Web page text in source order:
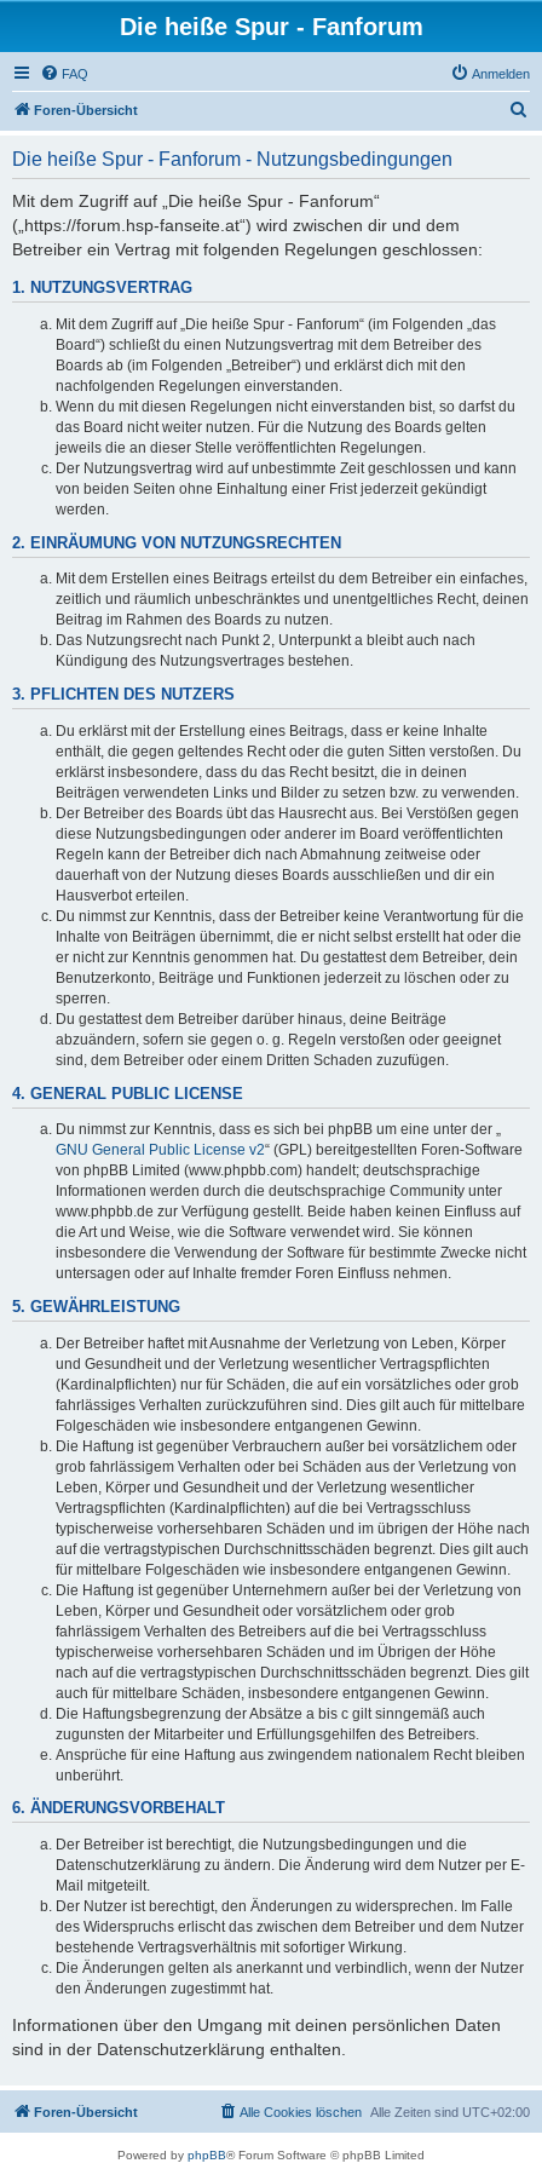
Die heiße Spur - Fanforum
FAQ Anmelden
Foren-Übersicht
Die heiße Spur - Fanforum - Nutzungsbedingungen
Mit dem Zugriff auf „Die heiße Spur - Fanforum“
(„https://forum.hsp-fanseite.at“) wird zwischen dir und dem
Betreiber ein Vertrag mit folgenden Regelungen geschlossen:
1. NUTZUNGSVERTRAG
Mit dem Zugriff auf „Die heiße Spur - Fanforum“ (im Folgenden „das
Board“) schließt du einen Nutzungsvertrag mit dem Betreiber des
Boards ab (im Folgenden „Betreiber“) und erklärst dich mit den
nachfolgenden Regelungen einverstanden.
Wenn du mit diesen Regelungen nicht einverstanden bist, so darfst du
das Board nicht weiter nutzen. Für die Nutzung des Boards gelten
jeweils die an dieser Stelle veröffentlichten Regelungen.
Der Nutzungsvertrag wird auf unbestimmte Zeit geschlossen und kann
von beiden Seiten ohne Einhaltung einer Frist jederzeit gekündigt
werden.
2. EINRÄUMUNG VON NUTZUNGSRECHTEN
Mit dem Erstellen eines Beitrags erteilst du dem Betreiber ein einfaches,
zeitlich und räumlich unbeschränktes und unentgeltliches Recht, deinen
Beitrag im Rahmen des Boards zu nutzen.
Das Nutzungsrecht nach Punkt 2, Unterpunkt a bleibt auch nach
Kündigung des Nutzungsvertrages bestehen.
3. PFLICHTEN DES NUTZERS
Du erklärst mit der Erstellung eines Beitrags, dass er keine Inhalte
enthält, die gegen geltendes Recht oder die guten Sitten verstoßen. Du
erklärst insbesondere, dass du das Recht besitzt, die in deinen
Beiträgen verwendeten Links und Bilder zu setzen bzw. zu verwenden.
Der Betreiber des Boards übt das Hausrecht aus. Bei Verstößen gegen
diese Nutzungsbedingungen oder anderer im Board veröffentlichten
Regeln kann der Betreiber dich nach Abmahnung zeitweise oder
dauerhaft von der Nutzung dieses Boards ausschließen und dir ein
Hausverbot erteilen.
Du nimmst zur Kenntnis, dass der Betreiber keine Verantwortung für die
Inhalte von Beiträgen übernimmt, die er nicht selbst erstellt hat oder die
er nicht zur Kenntnis genommen hat. Du gestattest dem Betreiber, dein
Benutzerkonto, Beiträge und Funktionen jederzeit zu löschen oder zu
sperren.
Du gestattest dem Betreiber darüber hinaus, deine Beiträge
abzuändern, sofern sie gegen o. g. Regeln verstoßen oder geeignet
sind, dem Betreiber oder einem Dritten Schaden zuzufügen.
4. GENERAL PUBLIC LICENSE
Du nimmst zur Kenntnis, dass es sich bei phpBB um eine unter der „
GNU General Public License v2“ (GPL) bereitgestellten Foren-Software
von phpBB Limited (www.phpbb.com) handelt; deutschsprachige
Informationen werden durch die deutschsprachige Community unter
www.phpbb.de zur Verfügung gestellt. Beide haben keinen Einfluss auf
die Art und Weise, wie die Software verwendet wird. Sie können
insbesondere die Verwendung der Software für bestimmte Zwecke nicht
untersagen oder auf Inhalte fremder Foren Einfluss nehmen.
5. GEWÄHRLEISTUNG
Der Betreiber haftet mit Ausnahme der Verletzung von Leben, Körper
und Gesundheit und der Verletzung wesentlicher Vertragspflichten
(Kardinalpflichten) nur für Schäden, die auf ein vorsätzliches oder grob
fahrlässiges Verhalten zurückzuführen sind. Dies gilt auch für mittelbare
Folgeschäden wie insbesondere entgangenen Gewinn.
Die Haftung ist gegenüber Verbrauchern außer bei vorsätzlichem oder
grob fahrlässigem Verhalten oder bei Schäden aus der Verletzung von
Leben, Körper und Gesundheit und der Verletzung wesentlicher
Vertragspflichten (Kardinalpflichten) auf die bei Vertragsschluss
typischerweise vorhersehbaren Schäden und im übrigen der Höhe nach
auf die vertragstypischen Durchschnittsschäden begrenzt. Dies gilt auch
für mittelbare Folgeschäden wie insbesondere entgangenen Gewinn.
Die Haftung ist gegenüber Unternehmern außer bei der Verletzung von
Leben, Körper und Gesundheit oder vorsätzlichem oder grob
fahrlässigem Verhalten des Betreibers auf die bei Vertragsschluss
typischerweise vorhersehbaren Schäden und im Übrigen der Höhe
nach auf die vertragstypischen Durchschnittsschäden begrenzt. Dies gilt
auch für mittelbare Schäden, insbesondere entgangenen Gewinn.
Die Haftungsbegrenzung der Absätze a bis c gilt sinngemäß auch
zugunsten der Mitarbeiter und Erfüllungsgehilfen des Betreibers.
Ansprüche für eine Haftung aus zwingendem nationalem Recht bleiben
unberührt.
6. ÄNDERUNGSVORBEHALT
Der Betreiber ist berechtigt, die Nutzungsbedingungen und die
Datenschutzerklärung zu ändern. Die Änderung wird dem Nutzer per E-
Mail mitgeteilt.
Der Nutzer ist berechtigt, den Änderungen zu widersprechen. Im Falle
des Widerspruchs erlischt das zwischen dem Betreiber und dem Nutzer
bestehende Vertragsverhältnis mit sofortiger Wirkung.
Die Änderungen gelten als anerkannt und verbindlich, wenn der Nutzer
den Änderungen zugestimmt hat.
Informationen über den Umgang mit deinen persönlichen Daten
sind in der Datenschutzerklärung enthalten.
Foren-Übersicht Alle Zeiten sind UTC+02:00
Alle Cookies löschen
Powered by phpBB® Forum Software © phpBB Limited